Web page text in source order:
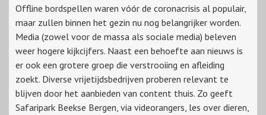
Offline bordspellen waren vóór de coronacrisis al populair,
maar zullen binnen het gezin nu nog belangrijker worden.
Media (zowel voor de massa als sociale media) beleven
weer hogere kijkcijfers. Naast een behoefte aan nieuws is
er ook een grotere groep die verstrooiing en afleiding
zoekt. Diverse vrijetijdsbedrijven proberen relevant te
blijven door het aanbieden van content thuis. Zo geeft
Safaripark Beekse Bergen, via videorangers, les over dieren,